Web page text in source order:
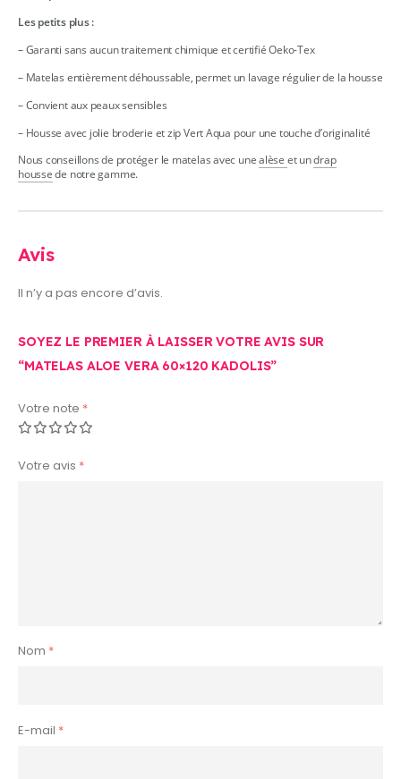
Les petits plus :
– Garanti sans aucun traitement chimique et certifié Oeko-Tex
– Matelas entièrement déhoussable, permet un lavage régulier de la housse
– Convient aux peaux sensibles
– Housse avec jolie broderie et zip Vert Aqua pour une touche d’originalité
Nous conseillons de protéger le matelas avec unealèse et undrap
houssede notre gamme.
Avis
Il n’y a pas encore d’avis.
SOYEZ LE PREMIER À LAISSER VOTRE AVIS SUR
“MATELAS ALOE VERA 60×120 KADOLIS”
Votre note *
Votre avis *
Nom *
E-mail *